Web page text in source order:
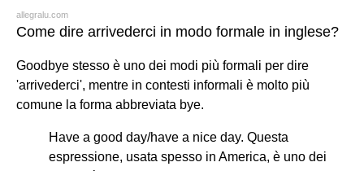
allegralu.com
Come dire arrivederci in modo formale in inglese?
Goodbye stesso è uno dei modi più formali per dire
'arrivederci', mentre in contesti informali è molto più
comune la forma abbreviata bye.
Have a good day/have a nice day. Questa
espressione, usata spesso in America, è uno dei